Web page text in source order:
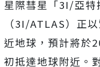
星際彗星「3I/亞特
（3I/ATLAS）正
近地球，預計將於
初抵達地球附近。